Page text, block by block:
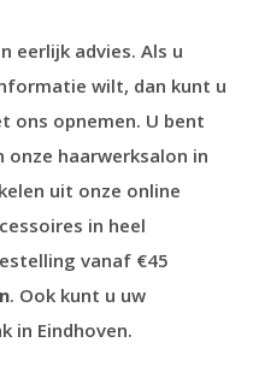
eerlijk advies. Als u
wilt, dan kunt u
ons opnemen. U bent
onze haarwerksalon in
uit onze online
in heel
vanaf €45
. Ook kunt u uw
in Eindhoven.